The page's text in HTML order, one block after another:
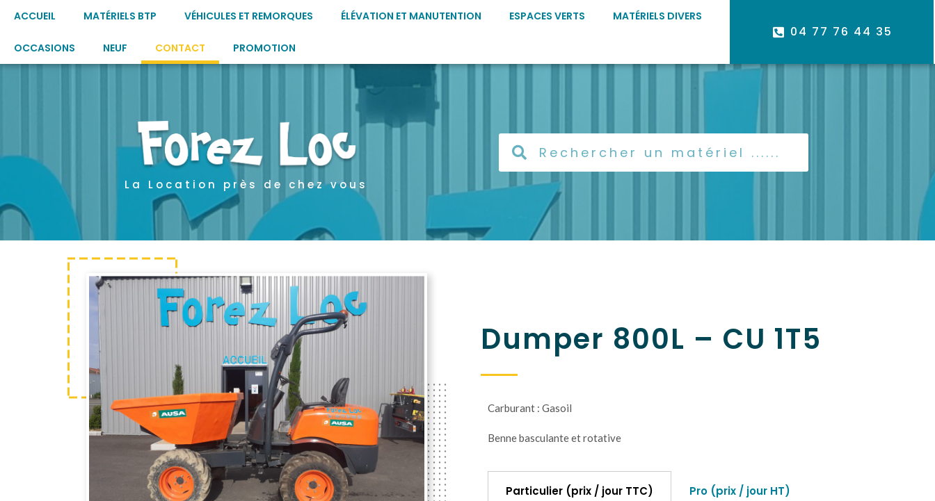
ACCUEIL MATÉRIELS BTP VÉHICULES ET REMORQUES ÉLÉVATION ET MANUTENTION ESPACES VERTS MATÉRIELS DIVERS
OCCASIONS NEUF CONTACT PROMOTION
04 77 76 44 35
La Location près de chez vous
Dumper 800L – CU 1T5
Carburant : Gasoil
Benne basculante et rotative
Particulier (prix / jour TTC) Pro (prix / jour HT)